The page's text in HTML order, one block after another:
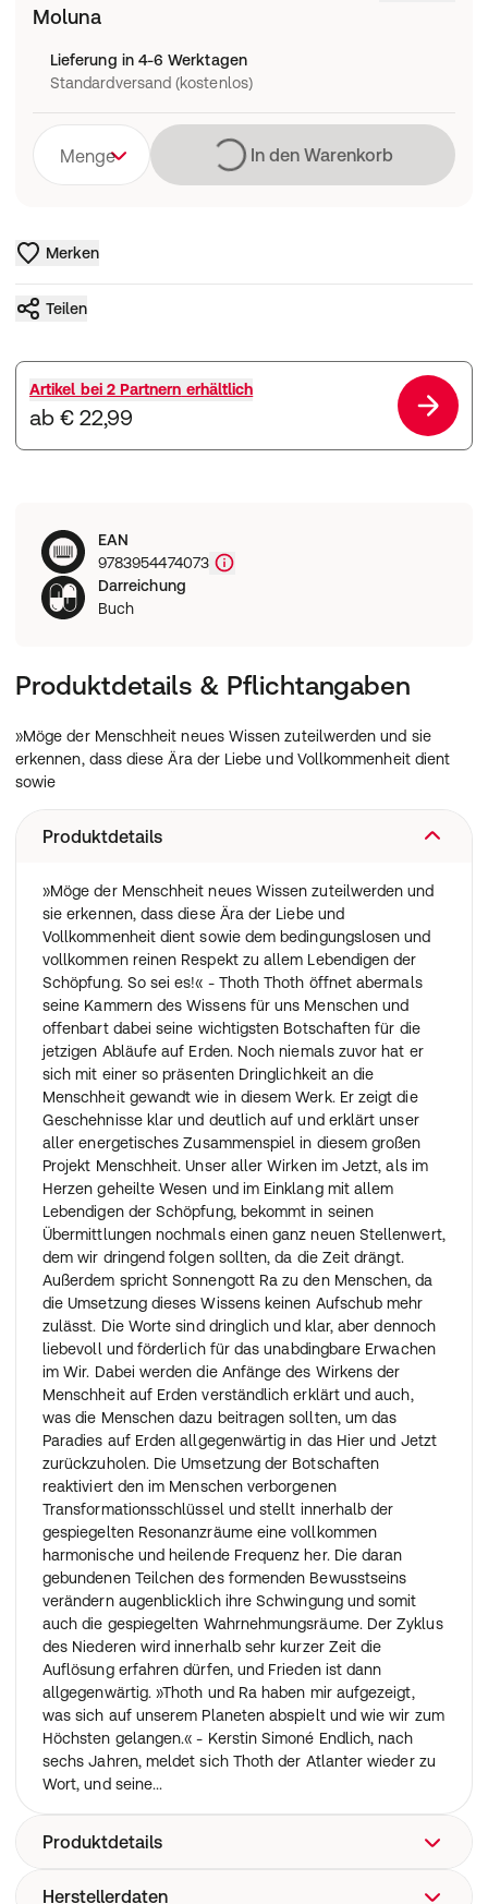
Moluna
Lieferung in 4-6 Werktagen
Standardversand (kostenlos)
Menge LädtIn den Warenkorb
Merken
Teilen
Artikel bei 2 Partnern erhältlich
ab € 22,99
EAN
9783954474073
Darreichung
Buch
Produktdetails & Pflichtangaben
»Möge der Menschheit neues Wissen zuteilwerden und sie
erkennen, dass diese Ära der Liebe und Vollkommenheit dient
sowie
Produktdetails
»Möge der Menschheit neues Wissen zuteilwerden und
sie erkennen, dass diese Ära der Liebe und
Vollkommenheit dient sowie dem bedingungslosen und
vollkommen reinen Respekt zu allem Lebendigen der
Schöpfung. So sei es!« - Thoth Thoth öffnet abermals
seine Kammern des Wissens für uns Menschen und
offenbart dabei seine wichtigsten Botschaften für die
jetzigen Abläufe auf Erden. Noch niemals zuvor hat er
sich mit einer so präsenten Dringlichkeit an die
Menschheit gewandt wie in diesem Werk. Er zeigt die
Geschehnisse klar und deutlich auf und erklärt unser
aller energetisches Zusammenspiel in diesem großen
Projekt Menschheit. Unser aller Wirken im Jetzt, als im
Herzen geheilte Wesen und im Einklang mit allem
Lebendigen der Schöpfung, bekommt in seinen
Übermittlungen nochmals einen ganz neuen Stellenwert,
dem wir dringend folgen sollten, da die Zeit drängt.
Außerdem spricht Sonnengott Ra zu den Menschen, da
die Umsetzung dieses Wissens keinen Aufschub mehr
zulässt. Die Worte sind dringlich und klar, aber dennoch
liebevoll und förderlich für das unabdingbare Erwachen
im Wir. Dabei werden die Anfänge des Wirkens der
Menschheit auf Erden verständlich erklärt und auch,
was die Menschen dazu beitragen sollten, um das
Paradies auf Erden allgegenwärtig in das Hier und Jetzt
zurückzuholen. Die Umsetzung der Botschaften
reaktiviert den im Menschen verborgenen
Transformationsschlüssel und stellt innerhalb der
gespiegelten Resonanzräume eine vollkommen
harmonische und heilende Frequenz her. Die daran
gebundenen Teilchen des formenden Bewusstseins
verändern augenblicklich ihre Schwingung und somit
auch die gespiegelten Wahrnehmungsräume. Der Zyklus
des Niederen wird innerhalb sehr kurzer Zeit die
Auflösung erfahren dürfen, und Frieden ist dann
allgegenwärtig. »Thoth und Ra haben mir aufgezeigt,
was sich auf unserem Planeten abspielt und wie wir zum
Höchsten gelangen.« - Kerstin Simoné Endlich, nach
sechs Jahren, meldet sich Thoth der Atlanter wieder zu
Wort, und seine...
Produktdetails
240 Seiten Deutsch / Erscheinungsdatum: 04.06.2019
Herstellerdaten